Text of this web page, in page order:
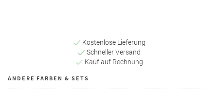
Kostenlose Lieferung
Schneller Versand
Kauf auf Rechnung
ANDERE FARBEN & SETS